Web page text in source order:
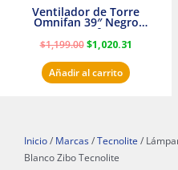
Ventilador de Torre
Omnifan 39″ Negro
Masterfan
$1,199.00 $1,020.31
Añadir al carrito
Inicio / Marcas / Tecnolite /
Blanco Zibo Tecnolite